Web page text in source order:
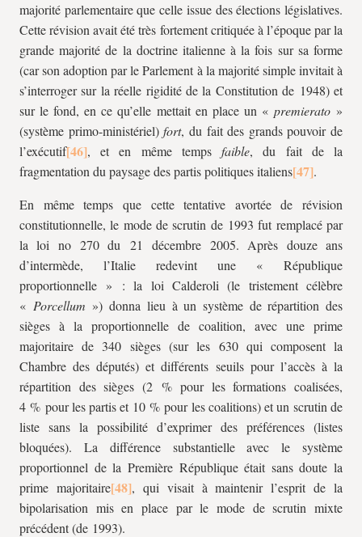
majorité parlementaire que celle issue des élections législatives.
Cette révision avait été très fortement critiquée à l’époque par la
grande majorité de la doctrine italienne à la fois sur sa forme
(car son adoption par le Parlement à la majorité simple invitait à
s’interroger sur la réelle rigidité de la Constitution de 1948) et
sur le fond, en ce qu’elle mettait en place un « premierato »
(système primo-ministériel)fort, du fait des grands pouvoir de
l’exécutif
, et en même tempsfaible, du fait de la
fragmentation du paysage des partis politiques italiens
.
En même temps que cette tentative avortée de révision
constitutionnelle, le mode de scrutin de 1993 fut remplacé par
la loi no 270 du 21 décembre 2005. Après douze ans
d’intermède, l’Italie redevint une « République
proportionnelle » : la loi Calderoli (le tristement célèbre
« Porcellum ») donna lieu à un système de répartition des
sièges à la proportionnelle de coalition, avec une prime
majoritaire de 340 sièges (sur les 630 qui composent la
Chambre des députés) et différents seuils pour l’accès à la
répartition des sièges (2 % pour les formations coalisées,
4 % pour les partis et 10 % pour les coalitions) et un scrutin de
liste sans la possibilité d’exprimer des préférences (listes
bloquées). La différence substantielle avec le système
proportionnel de la Première République était sans doute la
prime majoritaire
, qui visait à maintenir l’esprit de la
bipolarisation mis en place par le mode de scrutin mixte
précédent (de 1993).